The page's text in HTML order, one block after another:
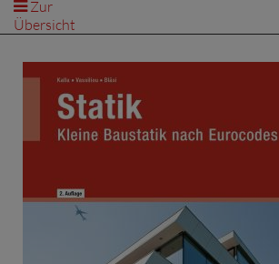
Zur
Übersicht